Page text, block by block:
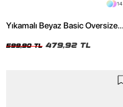
14
Yıkamalı Beyaz Basic Oversize
599,90 TL 479,92 TL